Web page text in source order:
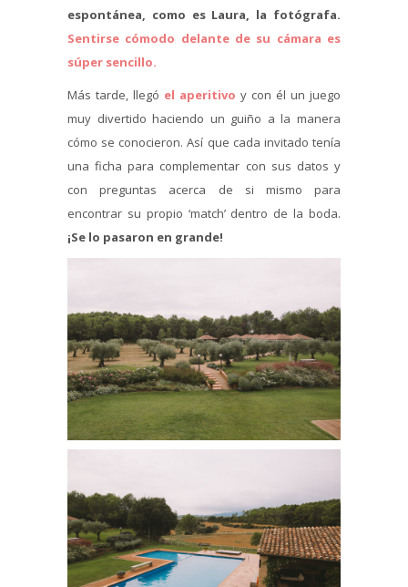
espontánea, como es Laura, la fotógrafa.
Sentirse cómodo delante de su cámara es
súper sencillo.
Más tarde, llegó el aperitivo y con él un juego
muy divertido haciendo un guiño a la manera
cómo se conocieron. Así que cada invitado tenía
una ficha para complementar con sus datos y
con preguntas acerca de si mismo para
encontrar su propio ‘match’ dentro de la boda.
¡Se lo pasaron en grande!